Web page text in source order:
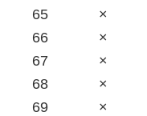
65
×
66
×
67
×
68
×
69
×